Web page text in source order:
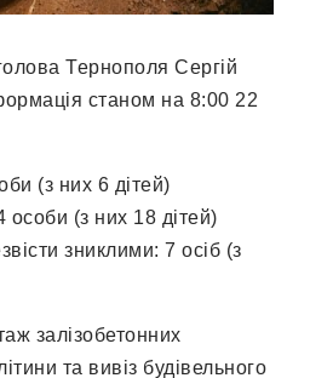
Тернополя Сергій
станом на 8:00 22
(з них 6 дітей)
(з них 18 дітей)
зниклими: 7 осіб (з
залізобетонних
та вивіз будівельного